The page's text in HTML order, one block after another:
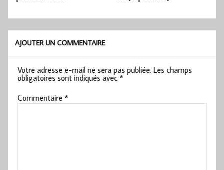
AJOUTER UN COMMENTAIRE
Votre adresse e-mail ne sera pas publiée. Les champs
obligatoires sont indiqués avec*
Commentaire*